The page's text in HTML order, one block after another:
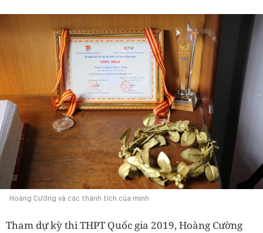
Hoàng Cường và các thành tích của mình
Tham dự kỳ thi THPT Quốc gia 2019, Hoàng Cường